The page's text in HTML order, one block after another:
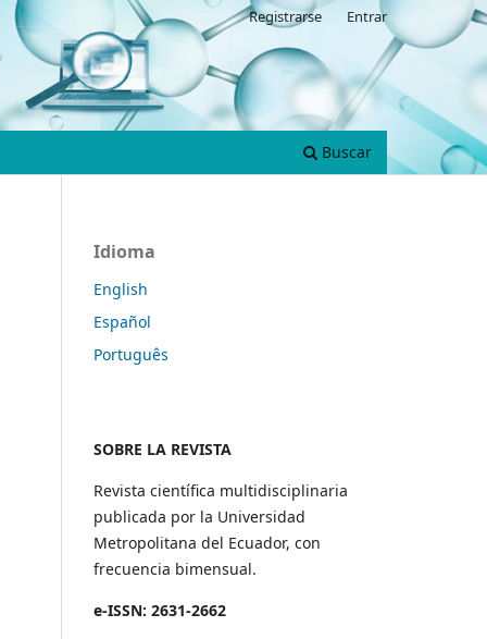
Buscar
Registrarse Entrar
Idioma
English
Español
Português
SOBRE LA REVISTA
Revista científica multidisciplinaria
publicada por la Universidad
Metropolitana del Ecuador, con
frecuencia bimensual.
e-ISSN: 2631-2662